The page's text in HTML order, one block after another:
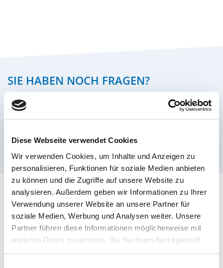
Diese Webseite verwendet Cookies
Wir verwenden Cookies, um Inhalte und Anzeigen zu
personalisieren, Funktionen für soziale Medien anbieten
zu können und die Zugriffe auf unsere Website zu
analysieren. Außerdem geben wir Informationen zu Ihrer
Verwendung unserer Website an unsere Partner für
soziale Medien, Werbung und Analysen weiter. Unsere
Partner führen diese Informationen möglicherweise mit
weiteren Daten zusammen, die Sie ihnen bereitgestellt
haben oder die sie im Rahmen Ihrer Nutzung der Dienste
SIE HABEN NOCH FRAGEN?
Wir freuen uns auf Ihre Kontaktaufnahme!
Telefon: 02241/973 91-0